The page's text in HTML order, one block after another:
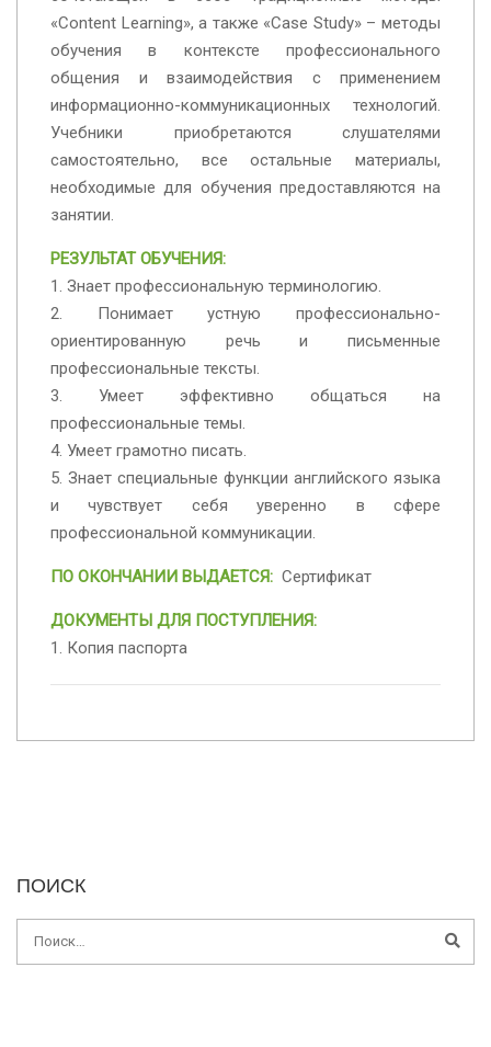
«Content Learning», а также «Case Study» – методы
обучения в контексте профессионального
общения и взаимодействия с применением
информационно-коммуникационных технологий.
Учебники приобретаются слушателями
самостоятельно, все остальные материалы,
необходимые для обучения предоставляются на
занятии.
РЕЗУЛЬТАТ ОБУЧЕНИЯ:
1. Знает профессиональную терминологию.
2. Понимает устную профессионально-
ориентированную речь и письменные
профессиональные тексты.
3. Умеет эффективно общаться на
профессиональные темы.
4. Умеет грамотно писать.
5. Знает специальные функции английского языка
и чувствует себя уверенно в сфере
профессиональной коммуникации.
ПО ОКОНЧАНИИ ВЫДАЕТСЯ: Сертификат
ДОКУМЕНТЫ ДЛЯ ПОСТУПЛЕНИЯ:
1. Копия паспорта
ПОИСК